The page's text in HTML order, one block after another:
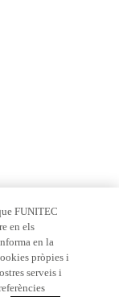
FUNITEC
en els
en la
pròpies i
serveis i